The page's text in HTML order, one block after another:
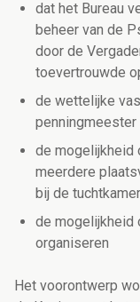
dat het Bureau
beheer van de
door de
toevertrouwde
de wettelijke
penningmeester
de mogelijkheid
meerdere
bij de
de mogelijkheid
organiseren
Het voorontwerp